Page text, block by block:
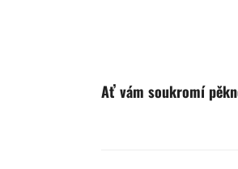
Ať vám soukromí